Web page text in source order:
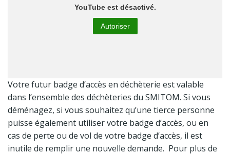
YouTube est désactivé.
Autoriser
Votre futur badge d’accès en déchèterie est valable
dans l’ensemble des déchèteries du SMITOM. Si vous
déménagez, si vous souhaitez qu’une tierce personne
puisse également utiliser votre badge d’accès, ou en
cas de perte ou de vol de votre badge d’accès, il est
inutile de remplir une nouvelle demande. Pour plus de